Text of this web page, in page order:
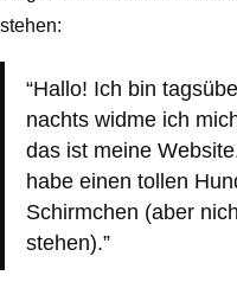
stehen:
Hallo! Ich bin
nachts widme ich
das ist meine
habe einen tollen
Schirmchen (aber
stehen).